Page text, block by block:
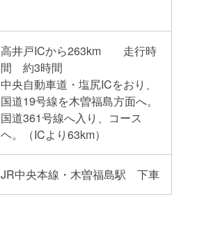
高井戸ICから263km 走行時
間 約3時間
中央自動車道・塩尻ICをおり、
国道19号線を木曽福島方面へ。
国道361号線へ入り、コース
ヘ。（ICより63km）
JR中央本線・木曽福島駅 下車